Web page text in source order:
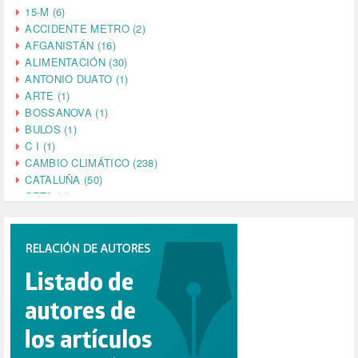
15-M (6)
ACCIDENTE METRO (2)
AFGANISTÁN (16)
ALIMENTACIÓN (30)
ANTONIO DUATO (1)
ARTE (1)
BOSSANOVA (1)
BULOS (1)
C I (1)
CAMBIO CLIMÁTICO (238)
CATALUÑA (50)
CETA (2)
CINE (35)
COMPROMISO (2)
CONFERENCIA (1)
CONSUMO (1)
CORONAVIRUS (155)
CORRUPCIÓN (215)